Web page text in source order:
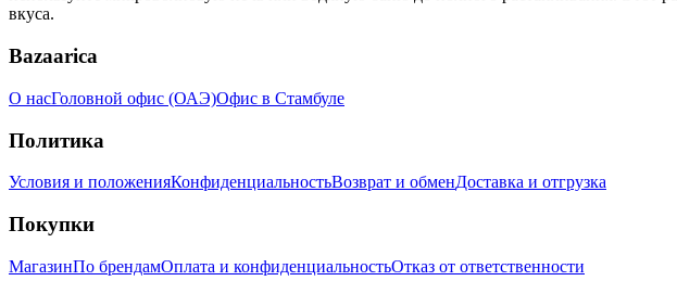
вкуса.
Bazaarica
О насГоловной офис (ОАЭ)Офис в Стамбуле
Политика
Условия и положенияКонфиденциальностьВозврат и обменДоставка и отгрузка
Покупки
МагазинПо брендамОплата и конфиденциальностьОтказ от ответственности